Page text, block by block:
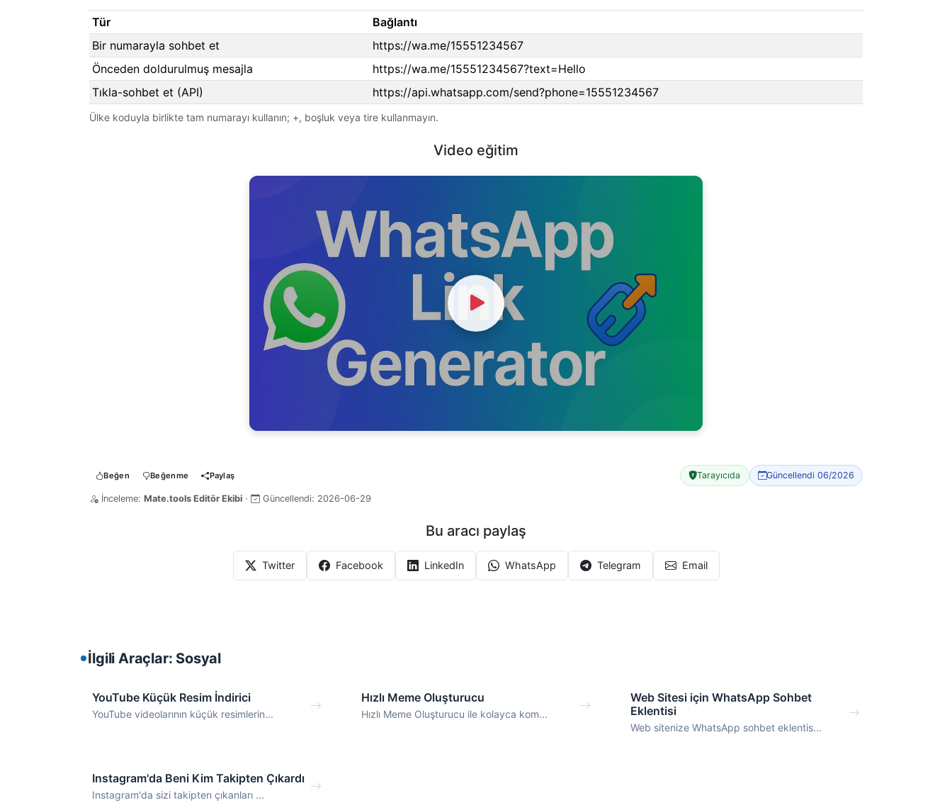
Tür
Bağlantı
Bir numarayla sohbet et
https://wa.me/15551234567
Önceden doldurulmuş mesajla
https://wa.me/15551234567?text=Hello
Tıkla-sohbet et (API)
https://api.whatsapp.com/send?phone=15551234567
Ülke koduyla birlikte tam numarayı kullanın; +, boşluk veya tire kullanmayın.
Video eğitim
Watch Video
Beğen Beğenme Paylaş Tarayıcıda Güncellendi 06/2026
İnceleme: Mate.tools Editör Ekibi · Güncellendi: 2026-06-29
Bu aracı paylaş
Twitter Facebook LinkedIn WhatsApp Telegram Email
İlgili Araçlar: Sosyal
YouTube Küçük Resim İndirici
YouTube videolarının küçük resimlerin...
Hızlı Meme Oluşturucu
Hızlı Meme Oluşturucu ile kolayca kom...
Web Sitesi için WhatsApp Sohbet
Eklentisi
Web sitenize WhatsApp sohbet eklentis...
Instagram'da Beni Kim Takipten Çıkardı
Instagram'da sizi takipten çıkanları ...